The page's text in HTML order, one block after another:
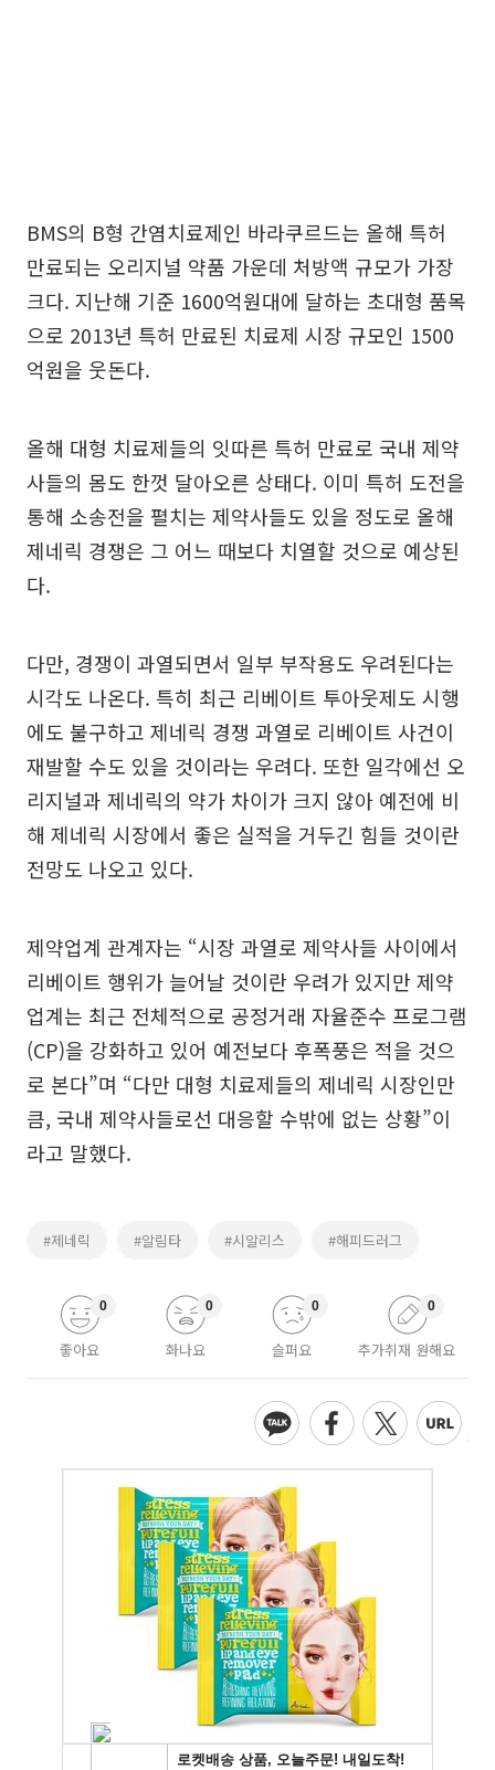
BMS의 B형 간염치료제인 바라쿠르드는 올해 특허
만료되는 오리지널 약품 가운데 처방액 규모가 가장
크다. 지난해 기준 1600억원대에 달하는 초대형 품목
으로 2013년 특허 만료된 치료제 시장 규모인 1500
억원을 웃돈다.
올해 대형 치료제들의 잇따른 특허 만료로 국내 제약
사들의 몸도 한껏 달아오른 상태다. 이미 특허 도전을
통해 소송전을 펼치는 제약사들도 있을 정도로 올해
제네릭 경쟁은 그 어느 때보다 치열할 것으로 예상된
다.
다만, 경쟁이 과열되면서 일부 부작용도 우려된다는
시각도 나온다. 특히 최근 리베이트 투아웃제도 시행
에도 불구하고 제네릭 경쟁 과열로 리베이트 사건이
재발할 수도 있을 것이라는 우려다. 또한 일각에선 오
리지널과 제네릭의 약가 차이가 크지 않아 예전에 비
해 제네릭 시장에서 좋은 실적을 거두긴 힘들 것이란
전망도 나오고 있다.
제약업계 관계자는 “시장 과열로 제약사들 사이에서
리베이트 행위가 늘어날 것이란 우려가 있지만 제약
업계는 최근 전체적으로 공정거래 자율준수 프로그램
(CP)을 강화하고 있어 예전보다 후폭풍은 적을 것으
로 본다”며 “다만 대형 치료제들의 제네릭 시장인만
큼, 국내 제약사들로선 대응할 수밖에 없는 상황”이
라고 말했다.
#제네릭 #알림타 #시알리스 #해피드러그
좋아요
0
화나요
0
슬퍼요
0
추가취재 원해요
0